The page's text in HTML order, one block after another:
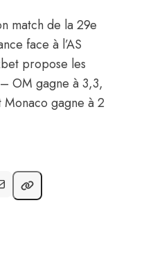
match de la 29e
face à l’AS
propose les
OM gagne à 3,3,
Monaco gagne à 2